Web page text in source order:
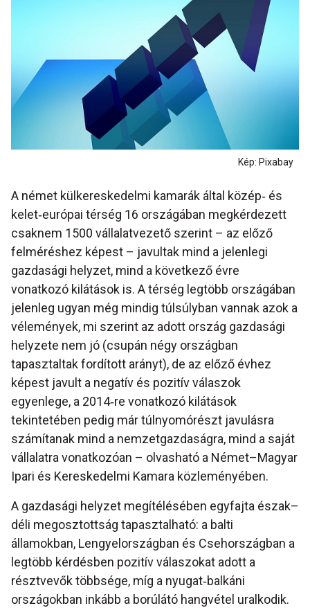
Kép: Pixabay
A német külkereskedelmi kamarák által közép‐ és
kelet‐európai térség 16 országában megkérdezett
csaknem 1500 vállalatvezető szerint – az előző
felméréshez képest – javultak mind a jelenlegi
gazdasági helyzet, mind a következő évre
vonatkozó kilátások is. A térség legtöbb országában
jelenleg ugyan még mindig túlsúlyban vannak azok a
vélemények, mi szerint az adott ország gazdasági
helyzete nem jó (csupán négy országban
tapasztaltak fordított arányt), de az előző évhez
képest javult a negatív és pozitív válaszok
egyenlege, a 2014‐re vonatkozó kilátások
tekintetében pedig már túlnyomórészt javulásra
számítanak mind a nemzetgazdaságra, mind a saját
vállalatra vonatkozóan – olvasható a Német–Magyar
Ipari és Kereskedelmi Kamara közleményében.
A gazdasági helyzet megítélésében egyfajta észak–
déli megosztottság tapasztalható: a balti
államokban, Lengyelországban és Csehországban a
legtöbb kérdésben pozitív válaszokat adott a
résztvevők többsége, míg a nyugat‐balkáni
országokban inkább a borúlátó hangvétel uralkodik.